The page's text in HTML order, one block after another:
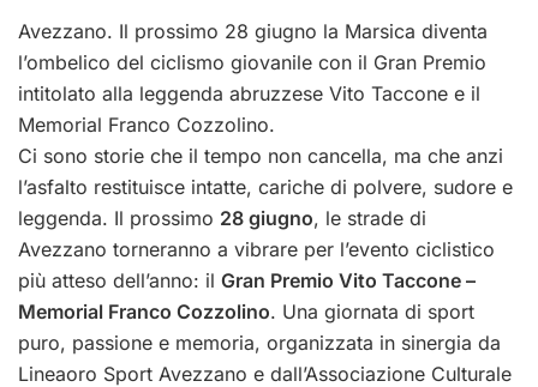
Avezzano. Il prossimo 28 giugno la Marsica diventa
l’ombelico del ciclismo giovanile con il Gran Premio
intitolato alla leggenda abruzzese Vito Taccone e il
Memorial Franco Cozzolino.
Ci sono storie che il tempo non cancella, ma che anzi
l’asfalto restituisce intatte, cariche di polvere, sudore e
leggenda. Il prossimo 28 giugno, le strade di
Avezzano torneranno a vibrare per l’evento ciclistico
più atteso dell’anno: il Gran Premio Vito Taccone –
Memorial Franco Cozzolino. Una giornata di sport
puro, passione e memoria, organizzata in sinergia da
Lineaoro Sport Avezzano e dall’Associazione Culturale